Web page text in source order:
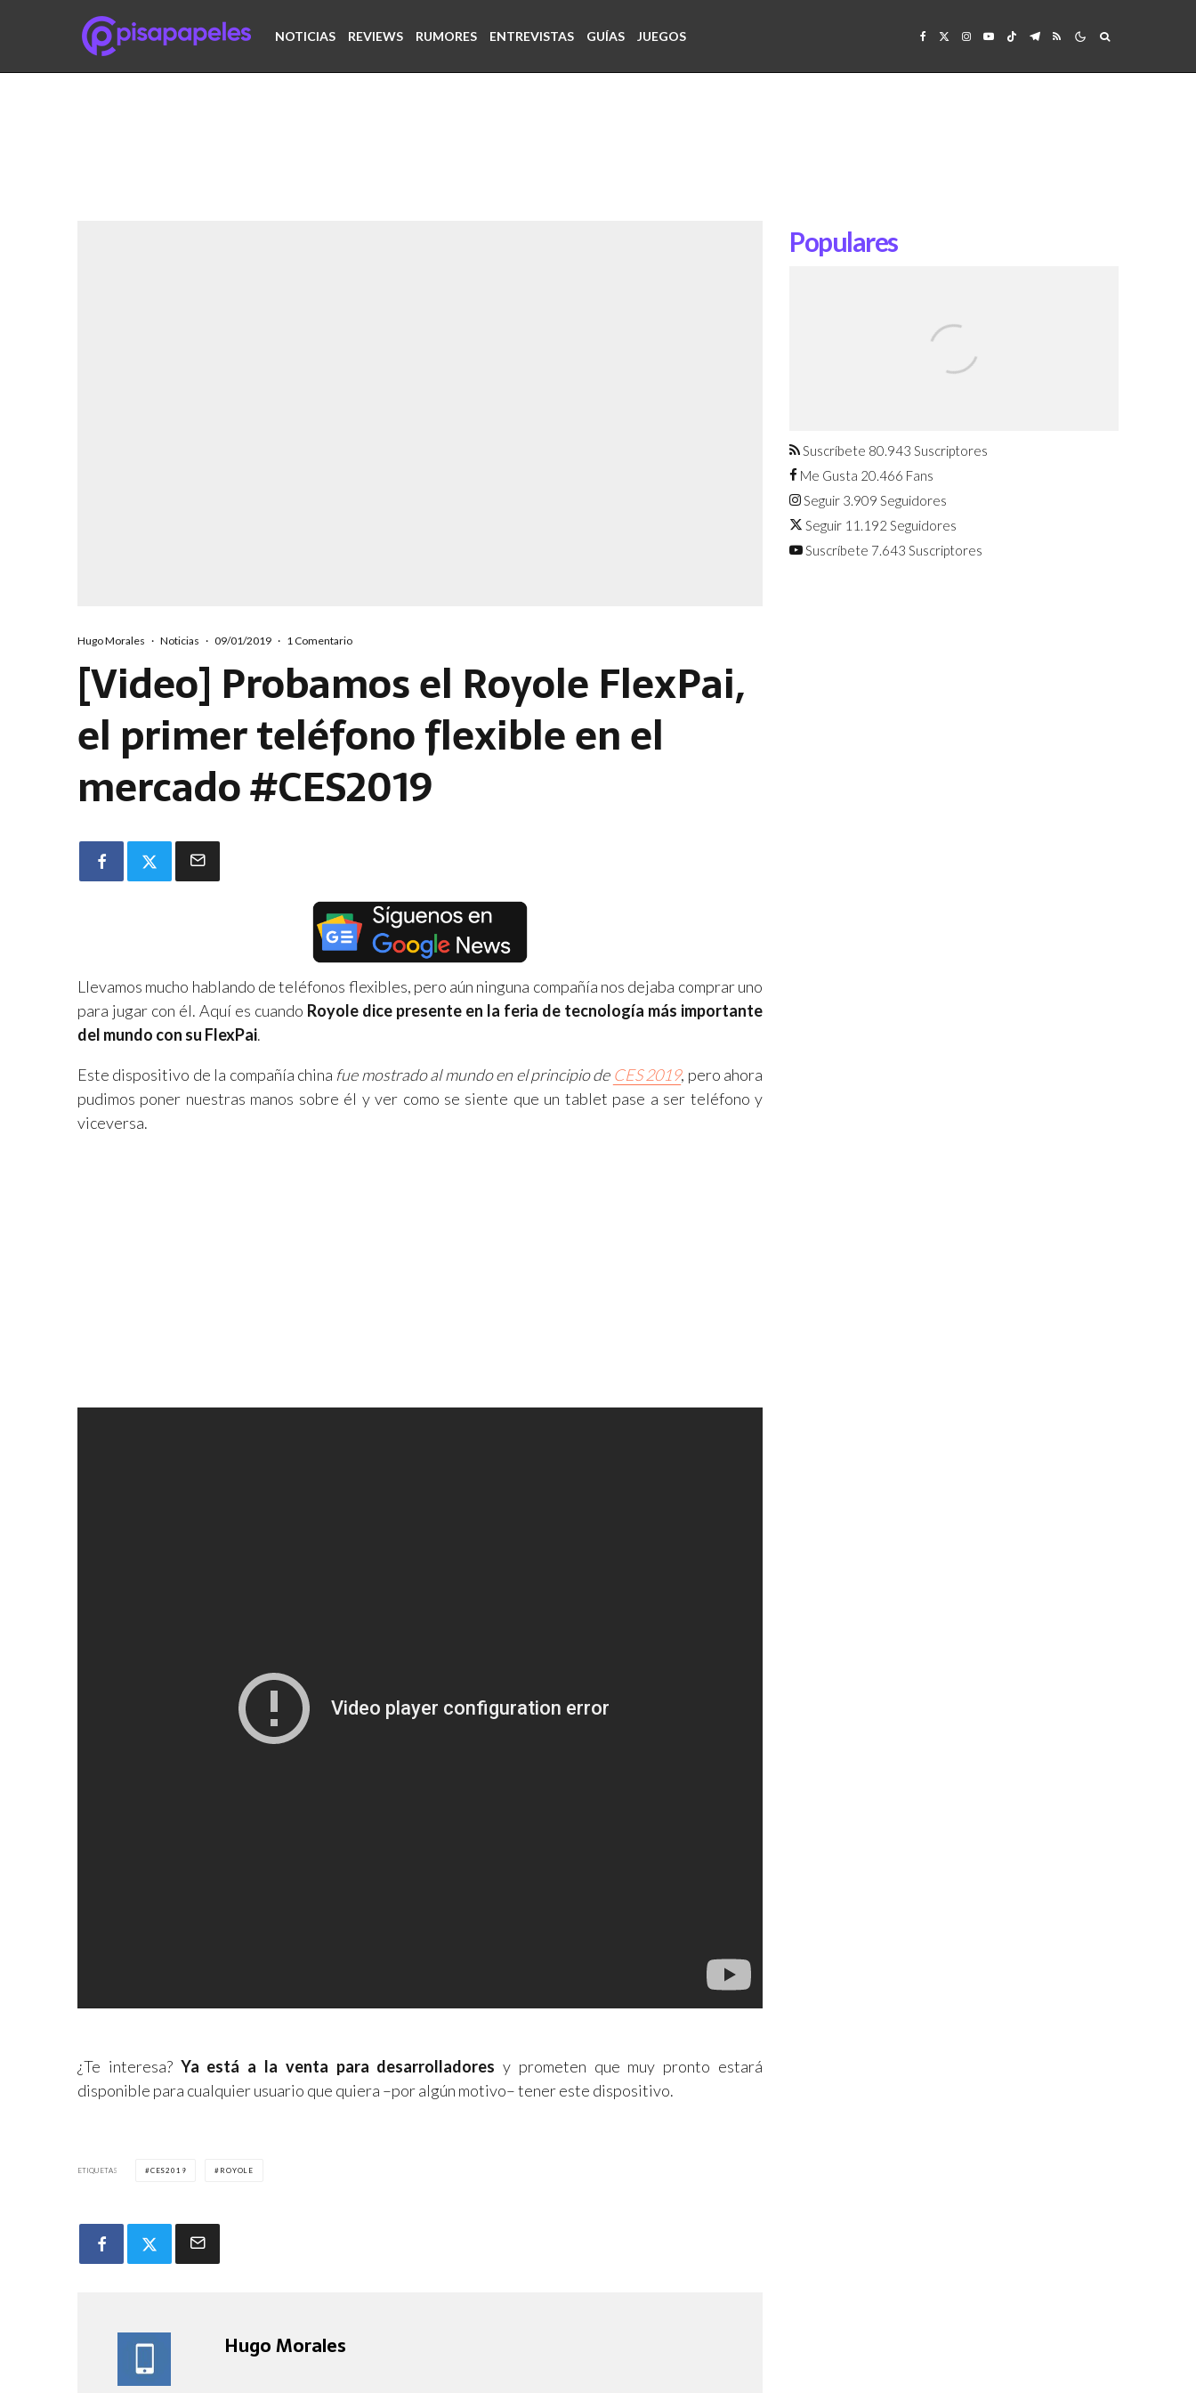
NOTICIAS REVIEWS RUMORES ENTREVISTAS GUÍAS JUEGOS
Hugo Morales · Noticias · 09/01/2019 · 1 Comentario
[Video] Probamos el Royole FlexPai,
el primer teléfono flexible en el
mercado #CES2019
Llevamos mucho hablando de teléfonos flexibles, pero aún ninguna compañía nos dejaba comprar uno
para jugar con él. Aquí es cuando Royole dice presente en la feria de tecnología más importante
del mundo con su FlexPai.
Este dispositivo de la compañía china fue mostrado al mundo en el principio de CES 2019, pero ahora
pudimos poner nuestras manos sobre él y ver como se siente que un tablet pase a ser teléfono y
viceversa.
¿Te interesa? Ya está a la venta para desarrolladores y prometen que muy pronto estará
disponible para cualquier usuario que quiera –por algún motivo– tener este dispositivo.
ETIQUETAS CES2019 ROYOLE
Hugo Morales
Populares
agosto
Suscríbete 80.943 Suscriptores
Me Gusta 20.466 Fans
Seguir 3.909 Seguidores
Seguir 11.192 Seguidores
Suscríbete 7.643 Suscriptores